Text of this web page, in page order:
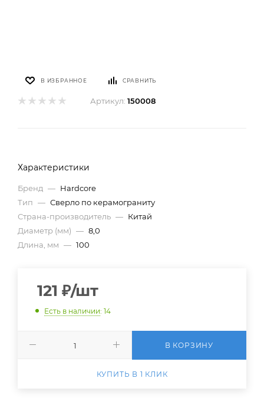
В ИЗБРАННОЕ СРАВНИТЬ
Артикул: 150008
Характеристики
Бренд — Hardcore
Тип — Сверло по керамограниту
Страна-производитель — Китай
Диаметр (мм) — 8,0
Длина, мм — 100
121 ₽/шт
Есть в наличии: 14
В КОРЗИНУ
КУПИТЬ В 1 КЛИК